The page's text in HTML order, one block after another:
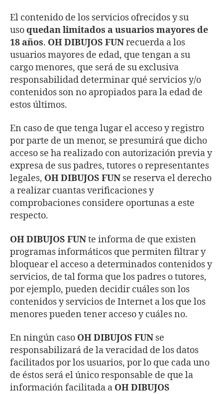
El contenido de los servicios ofrecidos y su
usoquedan limitados a usuarios mayores de
18 años. OH DIBUJOS FUNrecuerda a los
usuarios mayores de edad, que tengan a su
cargo menores, que será de su exclusiva
responsabilidad determinar qué servicios y/o
contenidos son no apropiados para la edad de
estos últimos.
En caso de que tenga lugar el acceso y registro
por parte de un menor, se presumirá que dicho
acceso se ha realizado con autorización previa y
expresa de sus padres, tutores o representantes
legales, OH DIBUJOS FUN se reserva el derecho
a realizar cuantas verificaciones y
comprobaciones considere oportunas a este
respecto.
OH DIBUJOS FUNte informa de que existen
programas informáticos que permiten filtrar y
bloquear el acceso a determinados contenidos y
servicios, de tal forma que los padres o tutores,
por ejemplo, pueden decidir cuáles son los
contenidos y servicios de Internet a los que los
menores pueden tener acceso y cuáles no.
En ningún caso OH DIBUJOS FUN se
responsabilizará de la veracidad de los datos
facilitados por los usuarios, por lo que cada uno
de éstos será el único responsable de que la
información facilitada a OH DIBUJOS